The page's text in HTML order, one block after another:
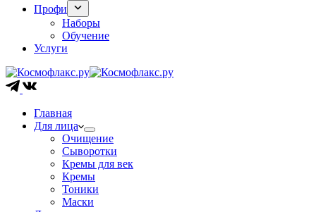
Профи
Наборы
Обучение
Услуги
Главная
Для лица
Очищение
Сыворотки
Кремы для век
Кремы
Тоники
Маски